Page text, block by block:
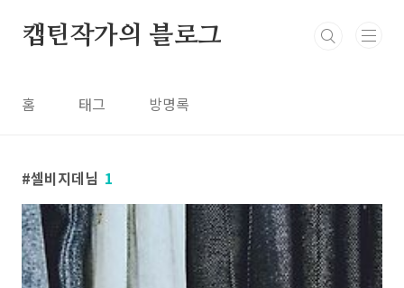
캡틴작가의 블로그
홈 태그 방명록
셀비지데님 1